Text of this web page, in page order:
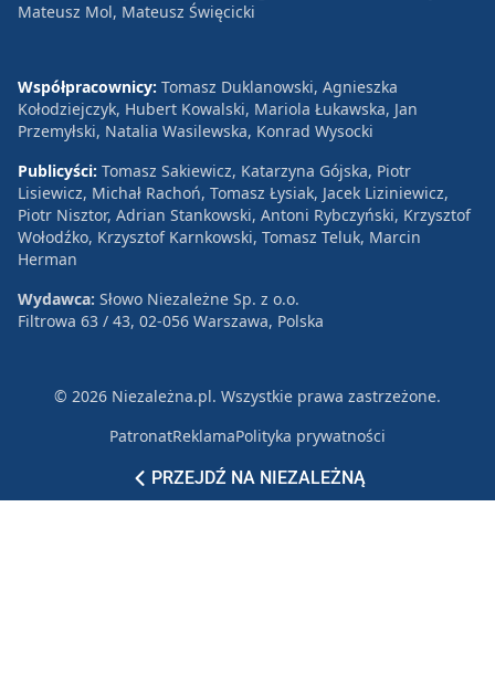
PRZEJDŹ NA NIEZALEŻNĄ
Mateusz Mol, Mateusz Święcicki
Współpracownicy: Tomasz Duklanowski, Agnieszka
Kołodziejczyk, Hubert Kowalski, Mariola Łukawska, Jan
Przemyłski, Natalia Wasilewska, Konrad Wysocki
Publicyści: Tomasz Sakiewicz, Katarzyna Gójska, Piotr
Lisiewicz, Michał Rachoń, Tomasz Łysiak, Jacek Liziniewicz,
Piotr Nisztor, Adrian Stankowski, Antoni Rybczyński, Krzysztof
Wołodźko, Krzysztof Karnkowski, Tomasz Teluk, Marcin
Herman
Wydawca: Słowo Niezależne Sp. z o.o.
Filtrowa 63 / 43, 02-056 Warszawa, Polska
© 2026 Niezależna.pl. Wszystkie prawa zastrzeżone.
PatronatReklamaPolityka prywatności